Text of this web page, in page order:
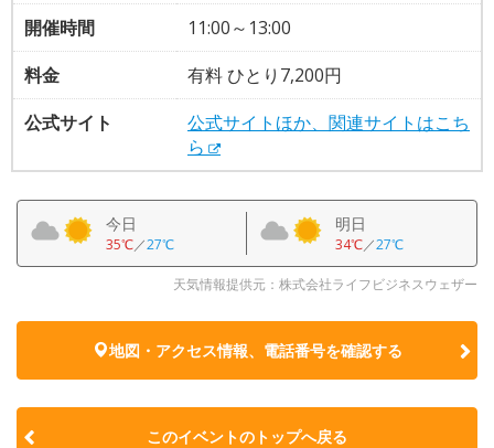
開催時間
11:00～13:00
料金
有料 ひとり7,200円
公式サイト
公式サイトほか、関連サイトはこち
ら
今日
35℃／27℃
明日
34℃／27℃
天気情報提供元：株式会社ライフビジネスウェザー
地図・アクセス情報、電話番号を確認する
このイベントのトップへ戻る